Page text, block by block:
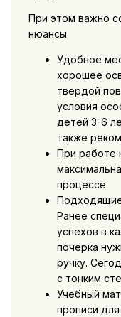
При этом важно
нюансы:
Удобное
хорошее
твердой
условия
детей 3-6
также
При работе
процессе.
Ранее
успехов в
почерка
ручку.
с тонким
Учебный
прописи